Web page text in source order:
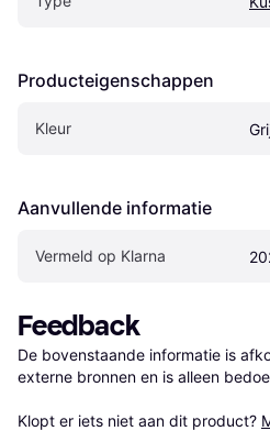
Producteigenschappen
Kleur
Aanvullende informatie
Vermeld op Klarna
Feedback
De bovenstaande informatie is
externe bronnen en is alleen
Klopt er iets niet aan dit product?